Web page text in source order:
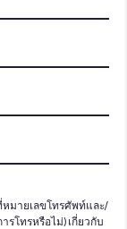
หมายเลขโทรศัพท์และ/
รโทรหรือไม่) เกี่ยวกับ